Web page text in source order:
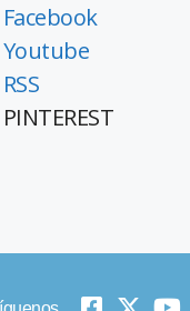
Facebook
Youtube
RSS
PINTEREST